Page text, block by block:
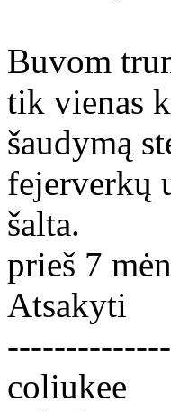
Buvom
tik vienas
šaudymą
fejerverkų
šalta.
prieš 7
Atsakyti
coliukee